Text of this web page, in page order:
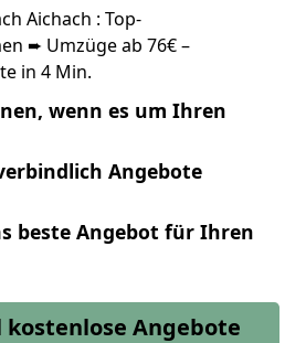
Aichach : Top-
➨ Umzüge ab 76€ –
in 4 Min.
wenn es um Ihren
Angebote
beste Angebot für Ihren
Angebote